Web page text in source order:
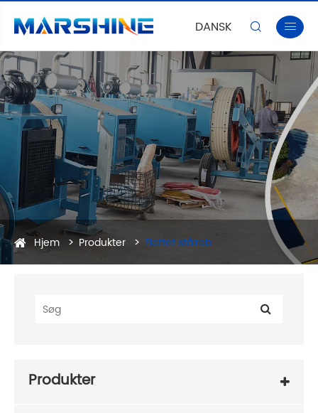
DANSK  
Hjem Produkter Flettet stålreb
Produkter